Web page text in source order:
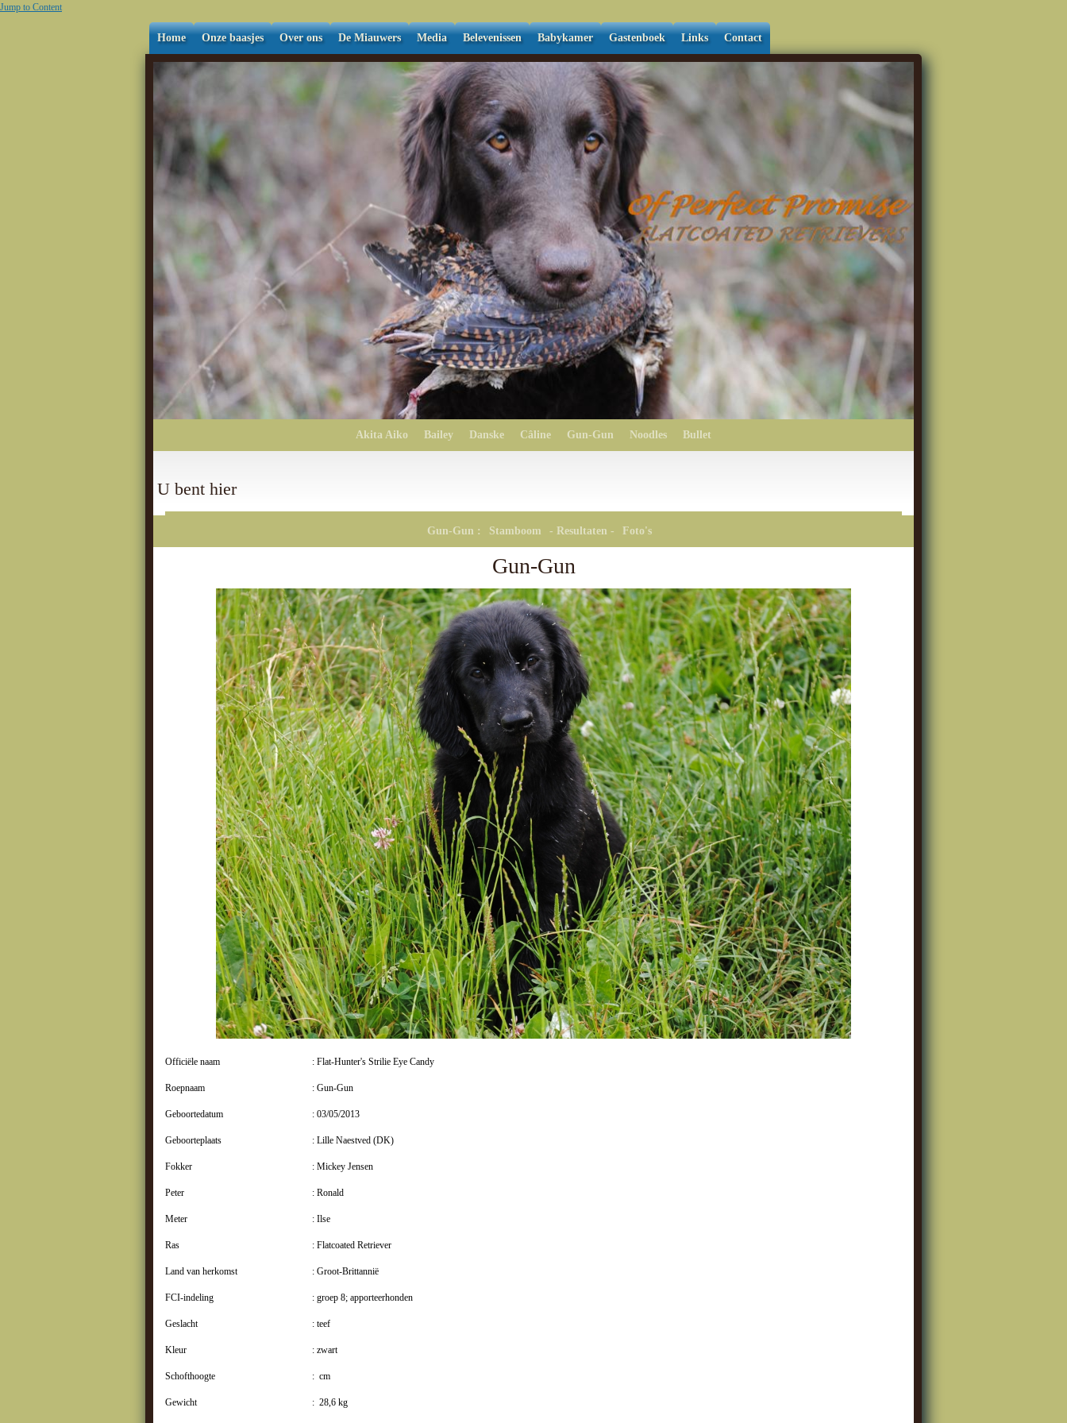
Jump to Content
Home Onze baasjes Over ons De Miauwers Media Belevenissen Babykamer Gastenboek Links Contact
Akita Aiko Bailey Danske Câline Gun-Gun Noodles Bullet
U bent hier
Gun-Gun : Stamboom - Resultaten - Foto's
Gun-Gun
Officiële naam
Roepnaam
Geboortedatum
Geboorteplaats
Fokker
Peter
Meter
Ras
Land van herkomst
FCI-indeling
Geslacht
Kleur
Schofthoogte
Gewicht
: Flat-Hunter's Strilie Eye Candy
: Gun-Gun
: 03/05/2013
: Lille Naestved (DK)
: Mickey Jensen
: Ronald
: Ilse
: Flatcoated Retriever
: Groot-Brittannië
: groep 8; apporteerhonden
: teef
: zwart
: cm
: 28,6 kg